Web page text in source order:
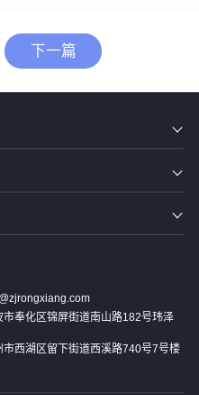
下一篇
市奉化区锦屏街道南山路182号玮泽
市西湖区留下街道西溪路740号7号楼